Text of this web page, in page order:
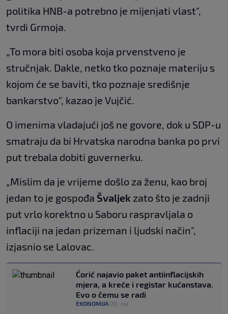
politika HNB-a potrebno je mijenjati vlast",
tvrdi Grmoja.
„To mora biti osoba koja prvenstveno je
stručnjak. Dakle, netko tko poznaje materiju s
kojom će se baviti, tko poznaje središnje
bankarstvo", kazao je Vujčić.
O imenima vladajući još ne govore, dok u SDP-u
smatraju da bi Hrvatska narodna banka po prvi
put trebala dobiti guvernerku.
„Mislim da je vrijeme došlo za ženu, kao broj
jedan to je gospođa Švaljek zato što je zadnji
put vrlo korektno u Saboru raspravljala o
inflaciji na jedan prizeman i ljudski način",
izjasnio se Lalovac.
Ćorić najavio paket antiinflacijskih
mjera, a kreće i registar kućanstava.
Evo o čemu se radi
EKONOMIJA 20. svi.